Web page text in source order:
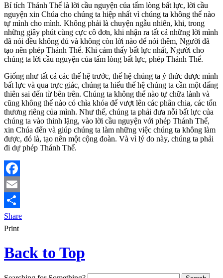
Bí tích Thánh Thể là lời cầu nguyện của tấm lòng bất lực, lời cầu
nguyện xin Chúa cho chúng ta hiệp nhất vì chúng ta không thể nào
tự mình cho mình. Không phải là chuyện ngẫu nhiên, khi, trong
những giây phút cùng cực cô đơn, khi nhận ra tất cả những lời mình
đã nói đều không đủ và không còn lời nào để nói thêm, Người đã
tạo nên phép Thánh Thể. Khi cảm thấy bất lực nhất, Người cho
chúng ta lời cầu nguyện của tấm lòng bất lực, phép Thánh Thể.
Giống như tất cả các thế hệ trước, thế hệ chúng ta ý thức được mình
bất lực và qua trực giác, chúng ta hiểu thế hệ chúng ta cần một đấng
thiên sai đến từ bên trên. Chúng ta không thể nào tự chữa lành và
cũng không thể nào có chìa khóa để vượt lên các phân chia, các tổn
thương riêng của mình. Như thế, chúng ta phải đưa nỗi bất lực của
chúng ta vào thinh lặng, vào lời cầu nguyện với phép Thánh Thể,
xin Chúa đến và giúp chúng ta làm những việc chúng ta không làm
được, đó là, tạo nên một cộng đoàn. Và vì lý do này, chúng ta phải
đi dự phép Thánh Thể.
Facebook
Email
Share
Print
Back to Top